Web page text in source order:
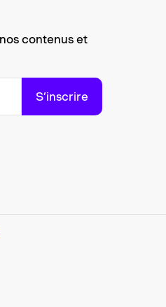
contenus et
S’inscrire